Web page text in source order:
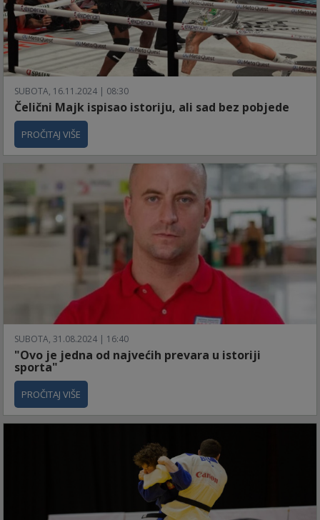
SUBOTA, 16.11.2024 | 08:30
Čelični Majk ispisao istoriju, ali sad bez pobjede
PROČITAJ VIŠE
SUBOTA, 31.08.2024 | 16:40
"Ovo je jedna od najvećih prevara u istoriji
sporta"
PROČITAJ VIŠE